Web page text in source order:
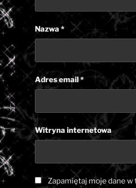
Nazwa *
Adres email*
Witryna internetowa
Zapamiętaj moje dane w